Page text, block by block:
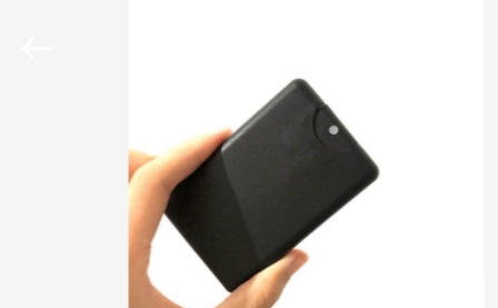
PRODUKTE